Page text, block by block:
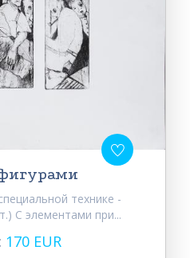
технике -
С элементами при...
170 EUR